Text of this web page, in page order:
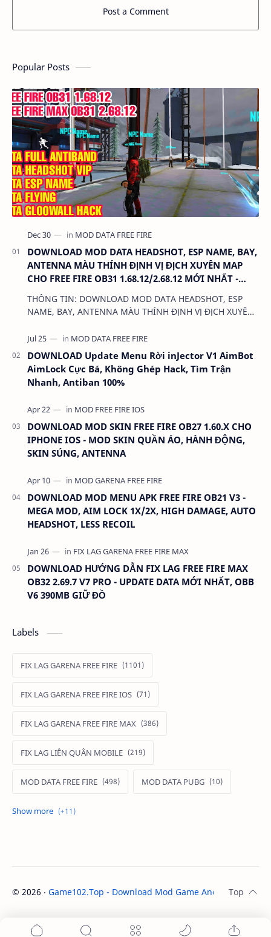
Post a Comment
Popular Posts
DOWNLOAD MOD DATA HEADSHOT, ESP NAME, BAY,
ANTENNA MÀU THÍNH ĐỊNH VỊ ĐỊCH XUYÊN MAP
CHO FREE FIRE OB31 1.68.12/2.68.12 MỚI NHẤT -
KHÔNG KHÓA NICK
THÔNG TIN: DOWNLOAD MOD DATA HEADSHOT, ESP
NAME, BAY, ANTENNA MÀU THÍNH ĐỊNH VỊ ĐỊCH XUYÊN
KHÔN…
DOWNLOAD Update Menu Rời inJector V1 AimBot
AimLock Cực Bá, Không Ghép Hack, Tìm Trận
Nhanh, Antiban 100%
DOWNLOAD MOD SKIN FREE FIRE OB27 1.60.X CHO
IPHONE IOS - MOD SKIN QUẦN ÁO, HÀNH ĐỘNG,
SKIN SÚNG, ANTENNA
DOWNLOAD MOD MENU APK FREE FIRE OB21 V3 -
MEGA MOD, AIM LOCK 1X/2X, HIGH DAMAGE, AUTO
HEADSHOT, LESS RECOIL
DOWNLOAD HƯỚNG DẪN FIX LAG FREE FIRE MAX
OB32 2.69.7 V7 PRO - UPDATE DATA MỚI NHẤT, OBB
V6 390MB GIỮ ĐỒ
Labels
FIX LAG GARENA FREE FIRE
FIX LAG GARENA FREE FIRE IOS
FIX LAG GARENA FREE FIRE MAX
FIX LAG LIÊN QUÂN MOBILE
MOD DATA FREE FIRE MOD DATA PUBG
MOD FREE FIRE
MOD LIÊN QUÂN MOBILE IOS
MOD MAP LIÊN QUÂN MOBILE
MOD MENU GAME IOS MOD SKIN FREE FIRE
© 2026 ‧ Game102.Top - Download Mod Game Android / IOS